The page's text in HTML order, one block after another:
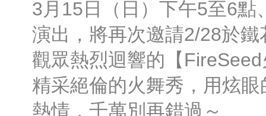
3月15日（日）下午5至6點
演出，將再次邀請2/28於
觀眾熱烈迴響的【
精采絕倫的火舞秀，用炫
熱情，千萬別再錯過～